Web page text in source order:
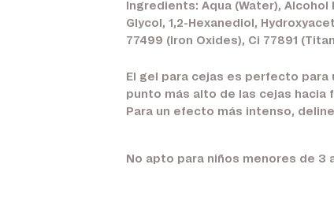
Ingredients: Aqua (Water),
Glycol, 1,2-Hexanediol,
77499 (Iron Oxides), Ci 77891
El gel para cejas es perfecto
punto más alto de las cejas hacia
Para un efecto más intenso,
No apto para niños menores de 3